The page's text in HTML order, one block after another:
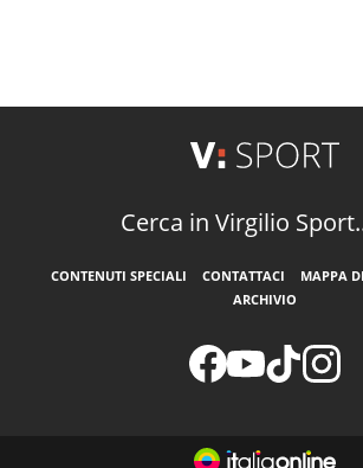
Cerca in Virgilio
CONTENUTI SPECIALI CONTATTACI MAPPA
ARCHIVIO